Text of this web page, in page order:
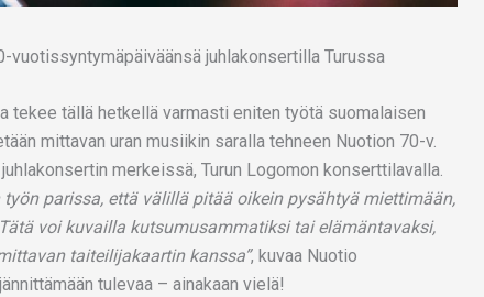
tekee tällä hetkellä varmasti eniten työtä suomalaisen
mittavan uran musiikin saralla tehneen Nuotion 70-v.
merkeissä, Turun Logomon konserttilavalla.
parissa, että välillä pitää oikein pysähtyä miettimään,
voi kuvailla kutsumusammatiksi tai elämäntavaksi,
taiteilijakaartin kanssa”, kuvaa Nuotio
tulevaa – ainakaan vielä!